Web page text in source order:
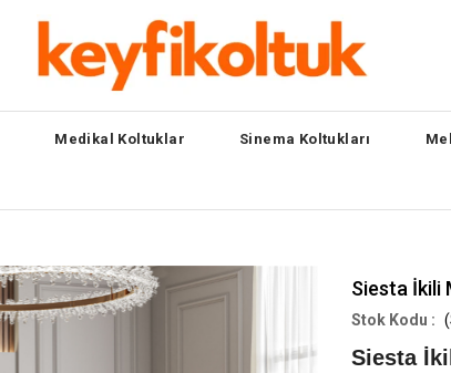
Medikal Koltuklar Sinema Koltukları
Siesta İkili
Siesta